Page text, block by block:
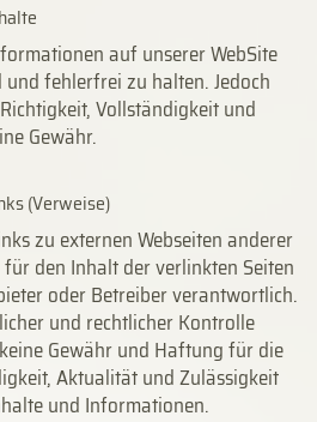
auf unserer WebSite
fehlerfrei zu halten. Jedoch
Vollständigkeit und
Gewähr.
(Verweise)
zu externen Webseiten anderer
den Inhalt der verlinkten Seiten
oder Betreiber verantwortlich.
und rechtlicher Kontrolle
Gewähr und Haftung für die
Aktualität und Zulässigkeit
und Informationen.